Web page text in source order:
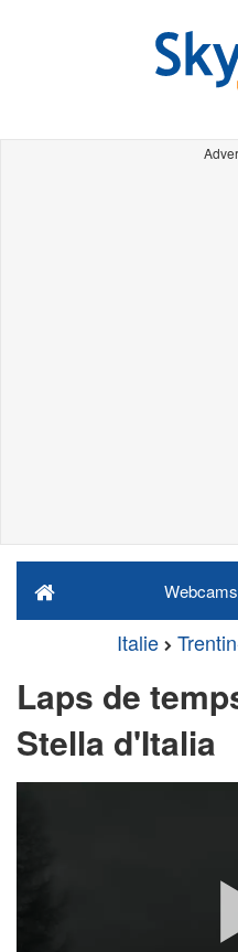
Italie
Laps de
Stella d'Italia